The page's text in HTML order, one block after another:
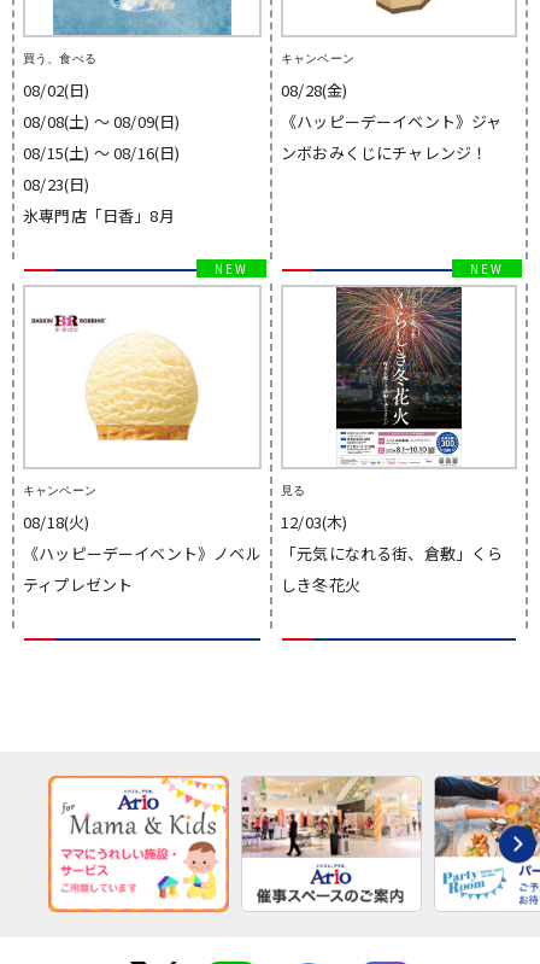
買う、食べる
08/02(日)
08/08(土) 〜 08/09(日)
08/15(土) 〜 08/16(日)
08/23(日)
氷専門店「日香」8月
キャンペーン
08/28(金)
《ハッピーデーイベント》ジャ
ンボおみくじにチャレンジ！
キャンペーン
08/18(火)
《ハッピーデーイベント》ノベル
ティプレゼント
見る
12/03(木)
「元気になれる街、倉敷」くら
しき冬花火